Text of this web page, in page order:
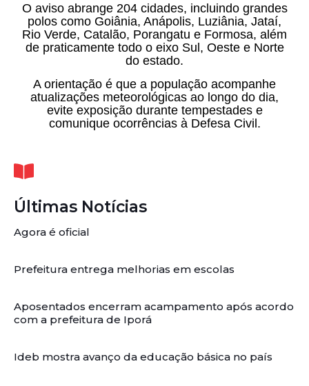
O aviso abrange 204 cidades, incluindo grandes
polos como Goiânia, Anápolis, Luziânia, Jataí,
Rio Verde, Catalão, Porangatu e Formosa, além
de praticamente todo o eixo Sul, Oeste e Norte
do estado.
A orientação é que a população acompanhe
atualizações meteorológicas ao longo do dia,
evite exposição durante tempestades e
comunique ocorrências à Defesa Civil.
Últimas Notícias
Agora é oficial
Prefeitura entrega melhorias em escolas
Aposentados encerram acampamento após acordo
com a prefeitura de Iporá
Ideb mostra avanço da educação básica no país